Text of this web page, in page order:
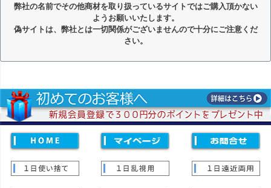
弊社の名前でその他商材を取り扱っているサイトではご購入頂かない
ようお願いいたします。
偽サイトは、弊社とは一切関係がございませんので十分にご注意くだ
さい。
価格
〜
並び順